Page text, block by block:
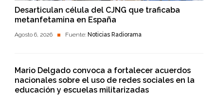
Desarticulan célula del CJNG que traficaba
metanfetamina en España
Agosto 6, 2026 Fuente: Noticias Radiorama
Mario Delgado convoca a fortalecer acuerdos
nacionales sobre el uso de redes sociales en la
educación y escuelas militarizadas